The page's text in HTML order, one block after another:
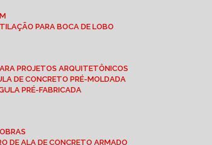
PARA BOCA DE LOBO
PROJETOS ARQUITETÔNICOS
DE CONCRETO PRÉ-MOLDADA
PRÉ-FABRICADA
DE ALA DE CONCRETO ARMADO